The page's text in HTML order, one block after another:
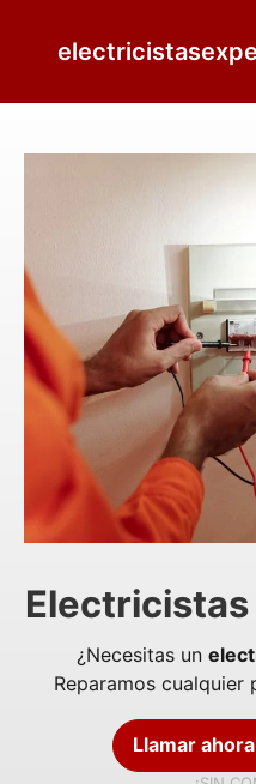
¿Necesitas un
Reparamos
Llamar